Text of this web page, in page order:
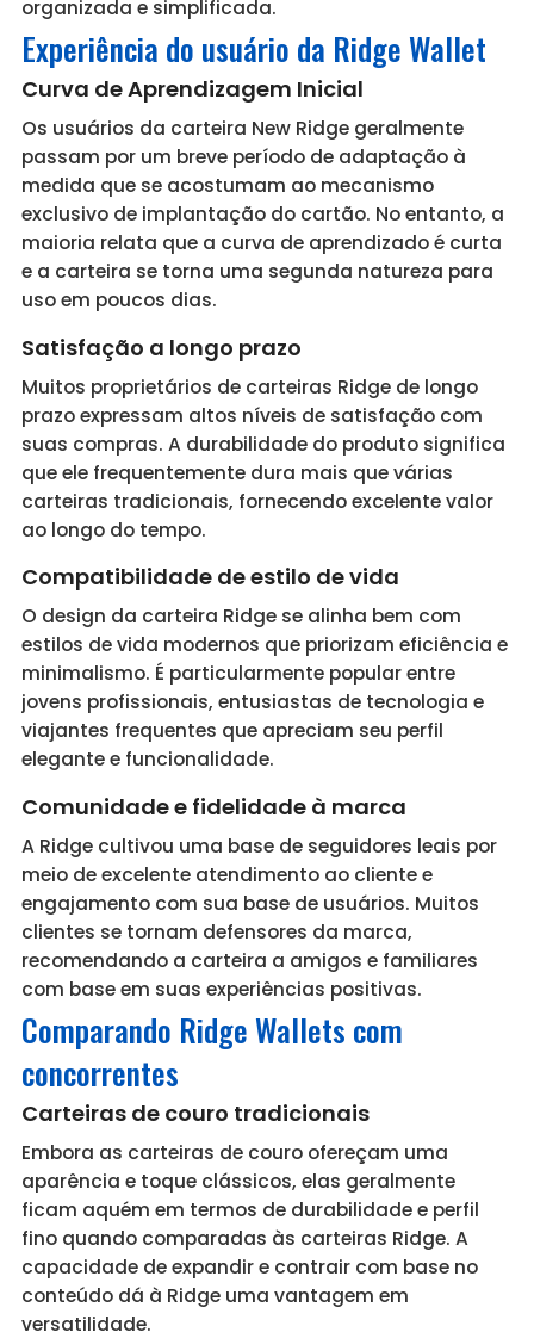
organizada e simplificada.
Experiência do usuário da Ridge Wallet
Curva de Aprendizagem Inicial
Os usuários da carteira New Ridge geralmente
passam por um breve período de adaptação à
medida que se acostumam ao mecanismo
exclusivo de implantação do cartão. No entanto, a
maioria relata que a curva de aprendizado é curta
e a carteira se torna uma segunda natureza para
uso em poucos dias.
Satisfação a longo prazo
Muitos proprietários de carteiras Ridge de longo
prazo expressam altos níveis de satisfação com
suas compras. A durabilidade do produto significa
que ele frequentemente dura mais que várias
carteiras tradicionais, fornecendo excelente valor
ao longo do tempo.
Compatibilidade de estilo de vida
O design da carteira Ridge se alinha bem com
estilos de vida modernos que priorizam eficiência e
minimalismo. É particularmente popular entre
jovens profissionais, entusiastas de tecnologia e
viajantes frequentes que apreciam seu perfil
elegante e funcionalidade.
Comunidade e fidelidade à marca
A Ridge cultivou uma base de seguidores leais por
meio de excelente atendimento ao cliente e
engajamento com sua base de usuários. Muitos
clientes se tornam defensores da marca,
recomendando a carteira a amigos e familiares
com base em suas experiências positivas.
Comparando Ridge Wallets com
concorrentes
Carteiras de couro tradicionais
Embora as carteiras de couro ofereçam uma
aparência e toque clássicos, elas geralmente
ficam aquém em termos de durabilidade e perfil
fino quando comparadas às carteiras Ridge. A
capacidade de expandir e contrair com base no
conteúdo dá à Ridge uma vantagem em
versatilidade.